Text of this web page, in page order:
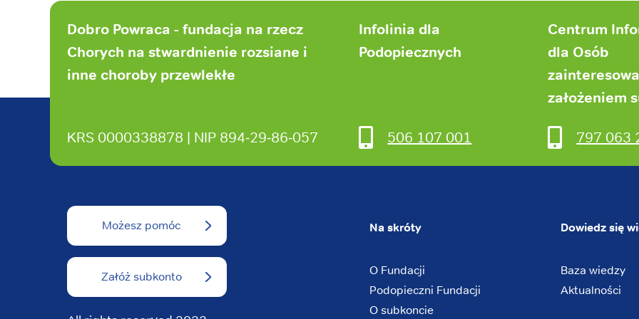
Dobro Powraca - fundacja na rzecz
Chorych na stwardnienie rozsiane i
inne choroby przewlekłe
KRS 0000338878 | NIP 894‑29‑86‑057
Infolinia dla
Podopiecznych
506 107 001
Centrum
dla Osób
założeniem
797 063
Możesz pomóc
Załóż subkonto
Na skróty
O Fundacji
Podopieczni Fundacji
O subkoncie
Dowiedz się
Baza wiedzy
Aktualności